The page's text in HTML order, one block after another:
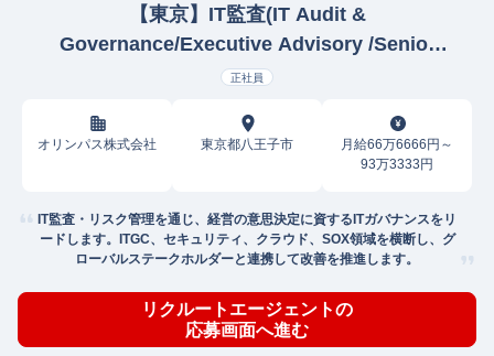
【東京】IT監査(IT Audit &
Governance/Executive Advisory /Senior
Manager) その他IT
正社員
オリンパス株式会社 東京都八王子市
月給66万6666円～
93万3333円
IT監査・リスク管理を通じ、経営の意思決定に資するITガバナンスをリ
ードします。ITGC、セキュリティ、クラウド、SOX領域を横断し、グ
ローバルステークホルダーと連携して改善を推進します。
リクルートエージェントの
応募画面へ進む